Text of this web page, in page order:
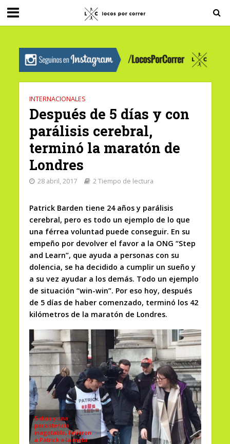
G-0X2PD3RFLV
INTERNACIONALES
Después de 5 días y con
parálisis cerebral,
terminó la maratón de
Londres
28 abril, 2017 2 Tiempo de lectura
Patrick Barden tiene 24 años y parálisis
cerebral, pero es todo un ejemplo de lo que
una férrea voluntad puede conseguir. En su
empeño por devolver el favor a la ONG “Step
and Learn”, que ayuda a personas con su
dolencia, se ha decidido a cumplir un sueño y
a su vez ayudar a los demás. Todo un ejemplo
de situación “win-win”. Por eso hoy, después
de 5 días de haber comenzado, terminó los 42
kilómetros de la maratón de Londres.
5 días y una
persistencia
inagotable, llevaron
a Patrick a la meta